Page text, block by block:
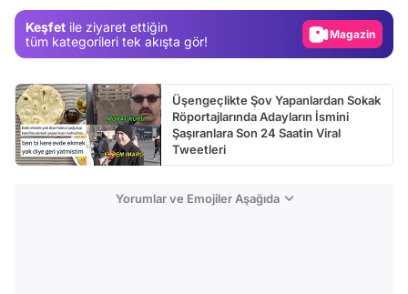
Keşfet ile ziyaret ettiğin
tüm kategorileri tek akışta gör!
Magazin
Video
Üşengeçlikte Şov Yapanlardan Sokak
Röportajlarında Adayların İsmini
Şaşıranlara Son 24 Saatin Viral
Tweetleri
Yorumlar ve Emojiler Aşağıda